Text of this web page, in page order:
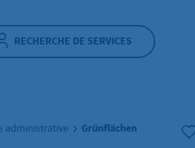
RECHERCHE DE SERVICES
administrative Grünflächen